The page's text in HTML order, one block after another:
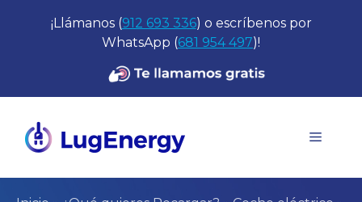
¡Llámanos (912 693 336) o escríbenos por
WhatsApp (681 954 497)!
Menú